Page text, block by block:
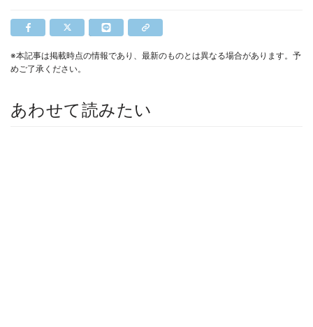
※本記事は掲載時点の情報であり、最新のものとは異なる場合があります。予
めご了承ください。
あわせて読みたい